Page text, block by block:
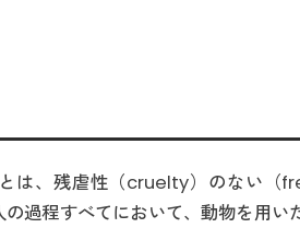
は、残虐性（cruelty）のない（
過程すべてにおいて、動物を用い